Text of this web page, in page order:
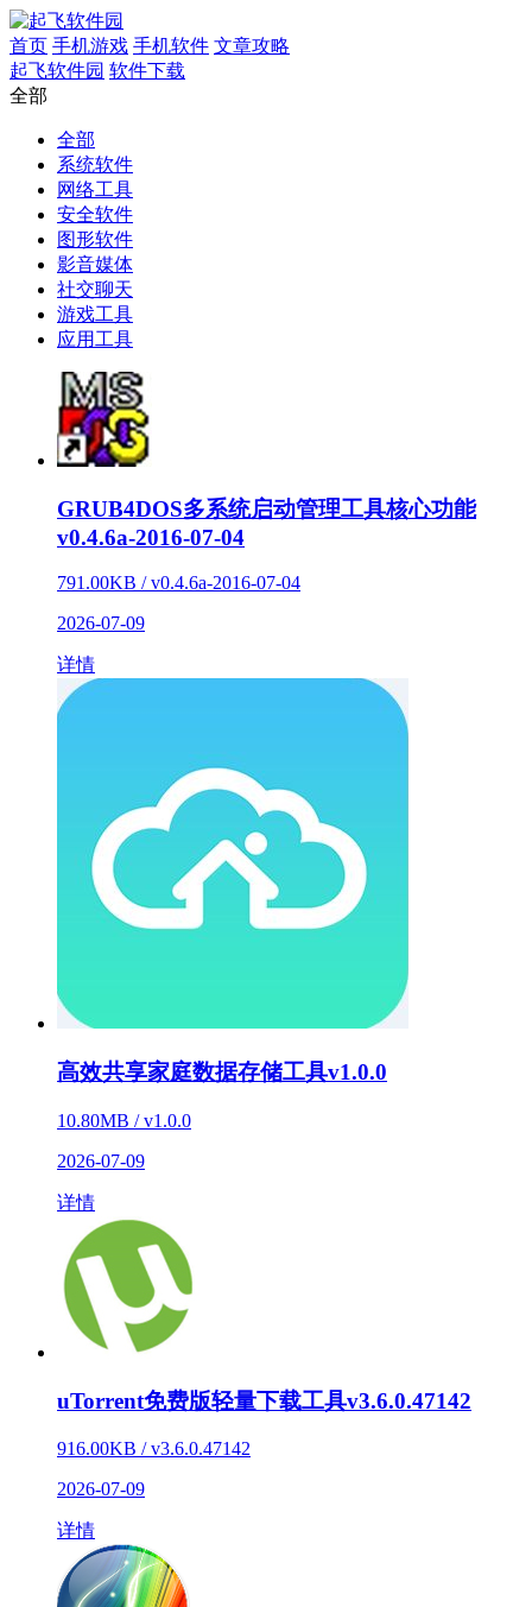
首页 手机游戏 手机软件 文章攻略
起飞软件园 软件下载
全部
全部
系统软件
网络工具
安全软件
图形软件
影音媒体
社交聊天
游戏工具
应用工具
GRUB4DOS多系统启动管理工具核心功能
v0.4.6a-2016-07-04
791.00KB / v0.4.6a-2016-07-04
2026-07-09
详情
高效共享家庭数据存储工具v1.0.0
10.80MB / v1.0.0
2026-07-09
详情
uTorrent免费版轻量下载工具v3.6.0.47142
916.00KB / v3.6.0.47142
2026-07-09
详情